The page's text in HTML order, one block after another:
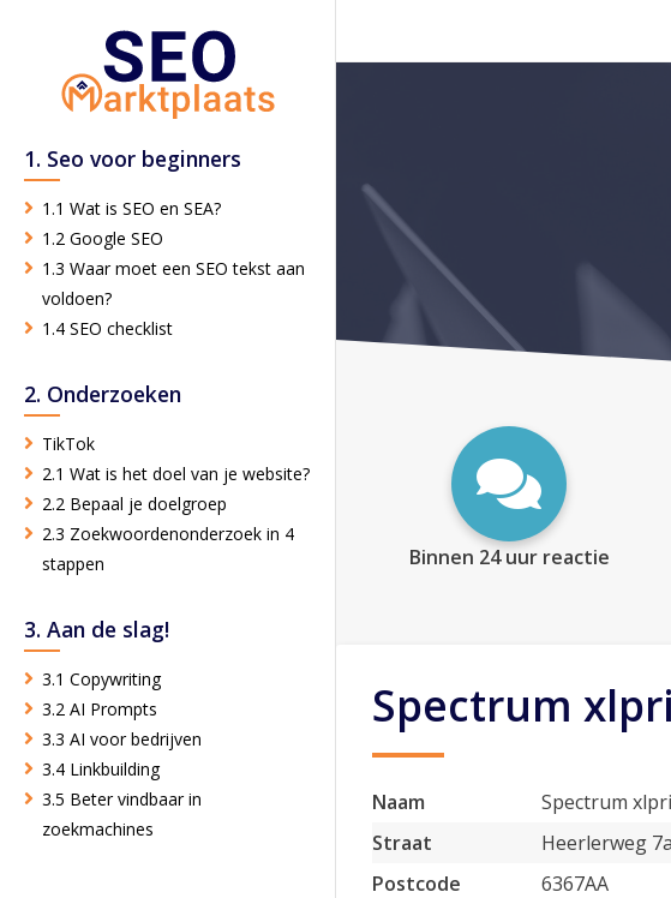
1. Seo voor beginners
1.1 Wat is SEO en SEA?
1.2 Google SEO
1.3 Waar moet een SEO tekst aan
voldoen?
1.4 SEO checklist
2. Onderzoeken
TikTok
2.1 Wat is het doel van je website?
2.2 Bepaal je doelgroep
2.3 Zoekwoordenonderzoek in 4
stappen
3. Aan de slag!
3.1 Copywriting
3.2 AI Prompts
3.3 AI voor bedrijven
3.4 Linkbuilding
3.5 Beter vindbaar in
zoekmachines
Binnen 24 uur reactie
Spectrum
Naam
Spectrum
Straat
Heerlerweg
Postcode
6367AA